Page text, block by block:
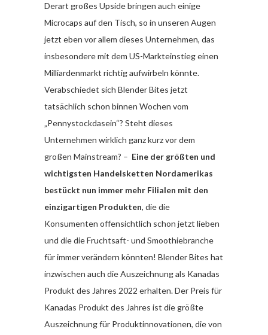
Derart großes Upside bringen auch einige
Microcaps auf den Tisch, so in unseren Augen
jetzt eben vor allem dieses Unternehmen, das
insbesondere mit dem US-Markteinstieg einen
Milliardenmarkt richtig aufwirbeln könnte.
Verabschiedet sich Blender Bites jetzt
tatsächlich schon binnen Wochen vom
„Pennystockdasein“? Steht dieses
Unternehmen wirklich ganz kurz vor dem
großen Mainstream? – Eine der größten und
wichtigsten Handelsketten Nordamerikas
bestückt nun immer mehr Filialen mit den
einzigartigen Produkten, die die
Konsumenten offensichtlich schon jetzt lieben
und die die Fruchtsaft- und Smoothiebranche
für immer verändern könnten! Blender Bites hat
inzwischen auch die Auszeichnung als Kanadas
Produkt des Jahres 2022 erhalten. Der Preis für
Kanadas Produkt des Jahres ist die größte
Auszeichnung für Produktinnovationen, die von